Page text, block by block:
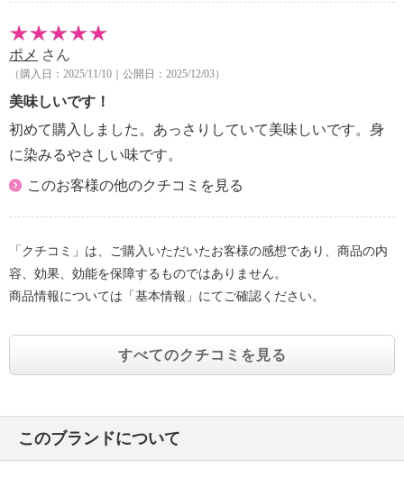
ポメ さん
（購入日：2025/11/10｜公開日：2025/12/03）
美味しいです！
初めて購入しました。あっさりしていて美味しいです。身
に染みるやさしい味です。
このお客様の他のクチコミを見る
「クチコミ」は、ご購入いただいたお客様の感想であり、商品の内
容、効果、効能を保障するものではありません。
商品情報については「基本情報」にてご確認ください。
すべてのクチコミを見る
このブランドについて